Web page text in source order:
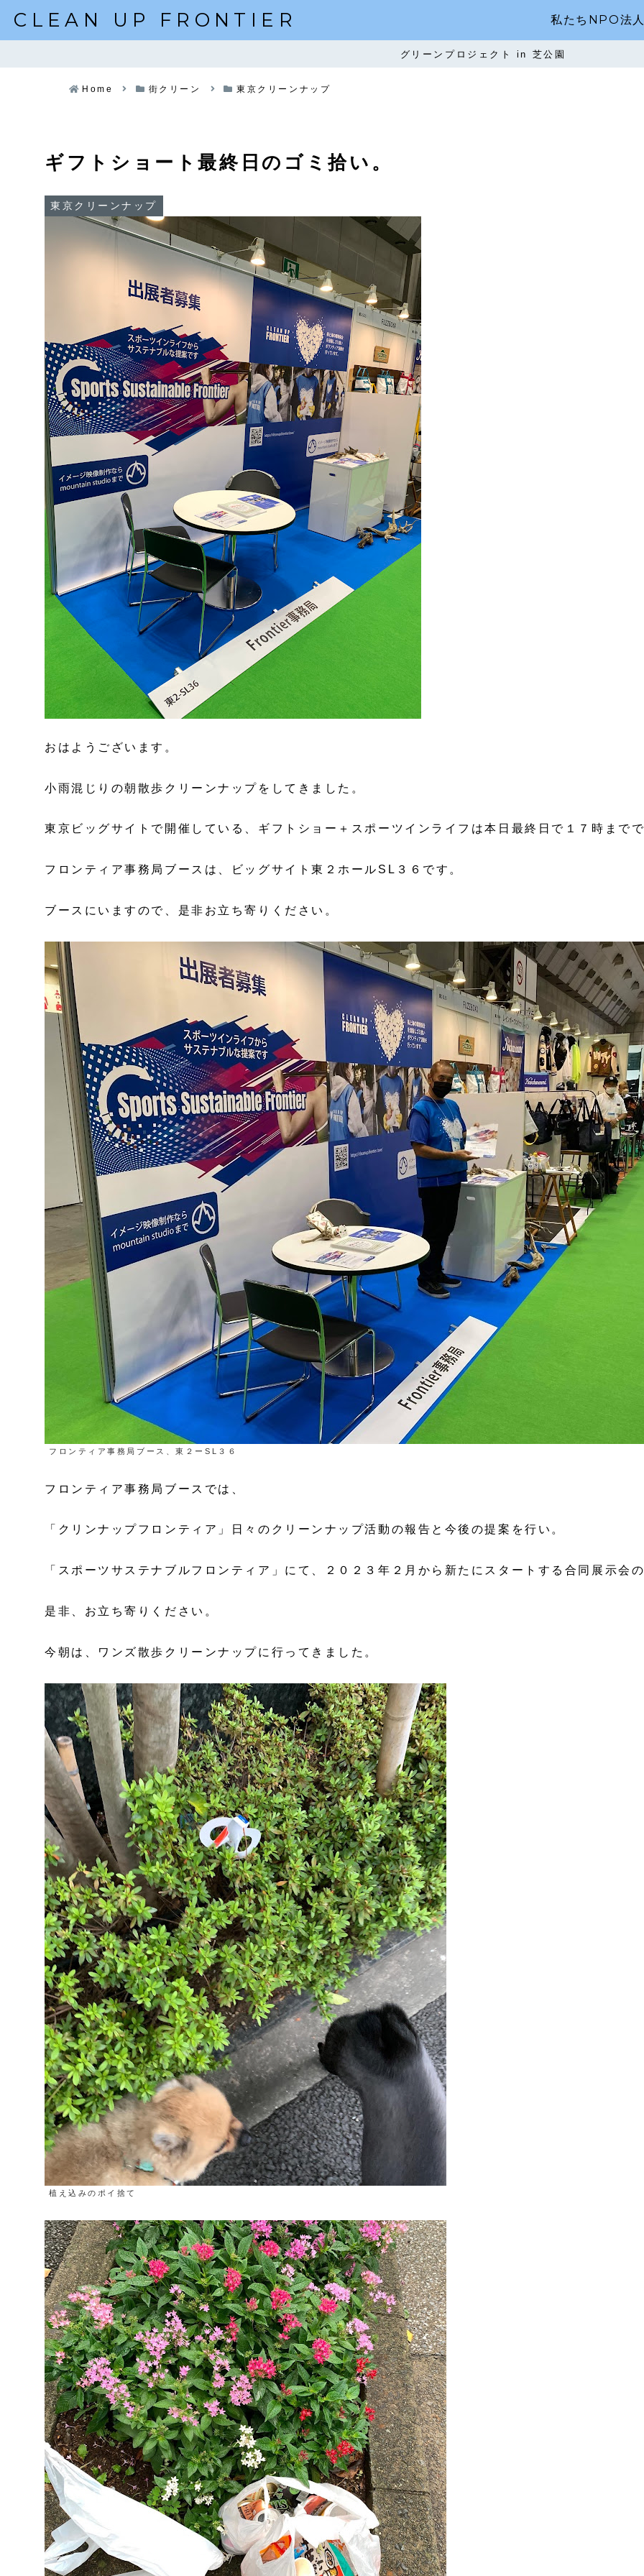
CLEAN UP FRONTIER 私たちNPO法
グリーンプロジェクト in 芝公園
Home 街クリーン 東京クリーンナップ
ギフトショート最終日のゴミ拾い。
東京クリーンナップ
おはようございます。
小雨混じりの朝散歩クリーンナップをしてきました。
東京ビッグサイトで開催している、ギフトショー＋スポーツインライフは本日最終日で１７時まで
フロンティア事務局ブースは、ビッグサイト東２ホールSL３６です。
ブースにいますので、是非お立ち寄りください。
フロンティア事務局ブース、東２ーSL３６
フロンティア事務局ブースでは、
「クリンナップフロンティア」日々のクリーンナップ活動の報告と今後の提案を行い。
「スポーツサステナブルフロンティア」にて、２０２３年２月から新たにスタートする合同展示会
是非、お立ち寄りください。
今朝は、ワンズ散歩クリーンナップに行ってきました。
植え込みのポイ捨て